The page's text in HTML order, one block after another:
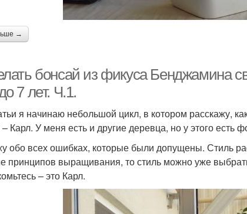
→
бонсай из фикуса Бенджамина
7 лет. Ч.1.
я начинаю небольшой цикл, в котором расскажу,
Карл. У меня есть и другие деревца, но у этого есть
обо всех ошибках, которые были допущены. Стиль
принципов выращивания, то стиль можно уже
– это Карл.